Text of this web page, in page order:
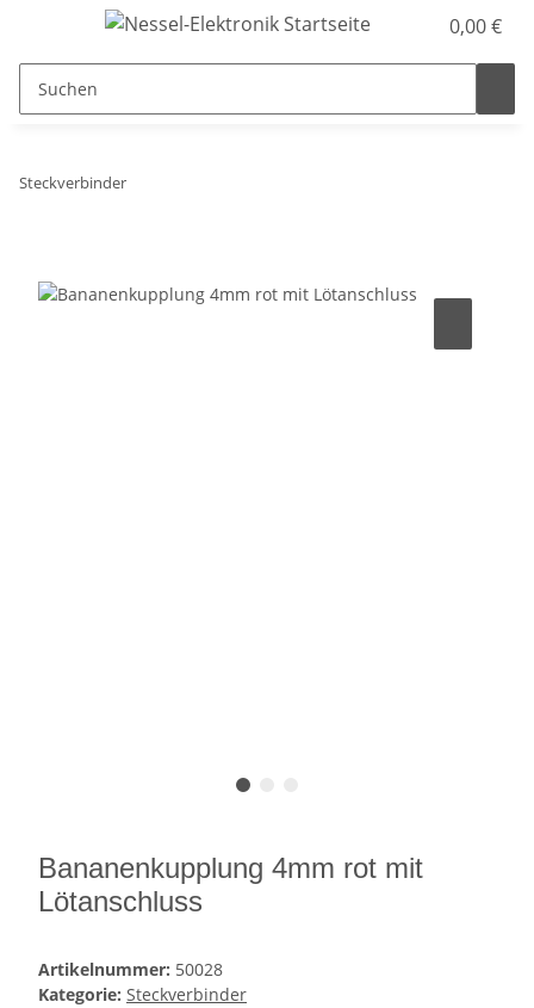
0,00 €
Steckverbinder
Bananenkupplung 4mm rot mit
Lötanschluss
Artikelnummer: 50028
Kategorie: Steckverbinder